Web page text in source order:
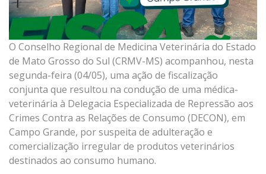
O Conselho Regional de Medicina Veterinária do Estado
de Mato Grosso do Sul (CRMV-MS) acompanhou, nesta
segunda-feira (04/05), uma ação de fiscalização
conjunta que resultou na condução de uma médica-
veterinária à Delegacia Especializada de Repressão aos
Crimes Contra as Relações de Consumo (DECON), em
Campo Grande, por suspeita de adulteração e
comercialização irregular de produtos veterinários
destinados ao consumo humano.